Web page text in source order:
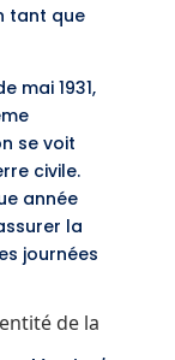
tant que
mai 1931,
se voit
civile.
année
la
journées
de la